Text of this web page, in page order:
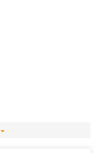
Toggle Dropdown